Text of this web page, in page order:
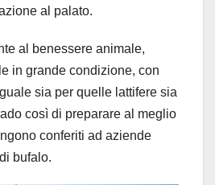
al palato.
al benessere animale,
in grande condizione, con
sia per quelle lattifere sia
così di preparare al meglio
conferiti ad aziende
bufalo.